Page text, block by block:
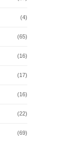
(4)
(65)
(16)
(17)
(16)
(22)
(69)